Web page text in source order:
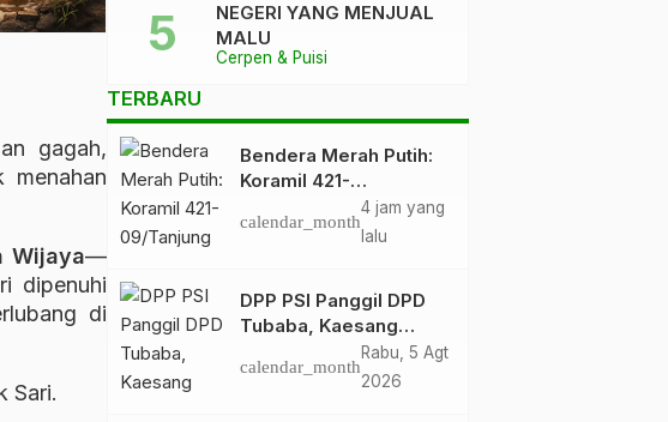
gagah,
menahan
Wijaya—
dipenuhi
di
Sari.
Cerpen & Puisi
NEGERI YANG MENJUAL
MALU
TERBARU
Bendera Merah Putih:
Koramil 421-
09/Tanjung Bintang
Ajak Warga Kibarkan
RI
calendar_month
4 jam yang
lalu
DPP PSI Panggil DPD
Tubaba, Kaesang
Pangarep Beri Pesan
Khusus: Bentuk
calendar_month
Rabu, 5 Agt
2026